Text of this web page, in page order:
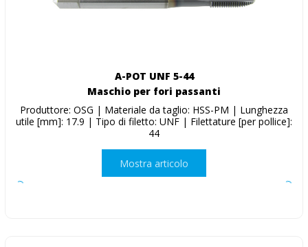
A-POT UNF 5-44
Maschio per fori passanti
Produttore: OSG | Materiale da taglio: HSS-PM | Lunghezza
utile [mm]: 17.9 | Tipo di filetto: UNF | Filettature [per pollice]:
44
Mostra articolo